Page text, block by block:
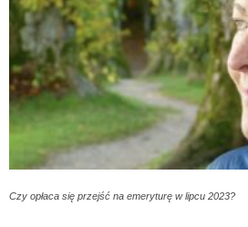
Czy opłaca się przejść na emeryturę w lipcu 2023?